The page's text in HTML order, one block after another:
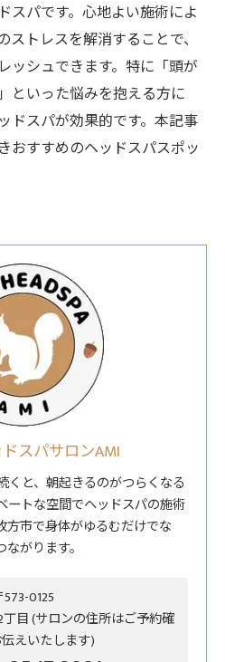
スパです。心地よい施術によ
トレスを解消することで、
ッシュできます。特に「頭が
といった悩みを抱える方に
ドスパが効果的です。本記事
おすすめのヘッドスパスポッ
スパサロンAMI
くと、朝起きるのがつらくなる
ートな空間でヘッドスパの施術
方市で身体がゆるむだけでな
がります。
573-0125
目 (サロンの住所はご予約確
えいたします)